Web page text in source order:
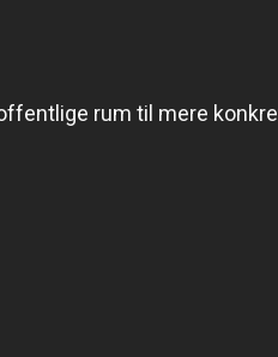
rum til mere